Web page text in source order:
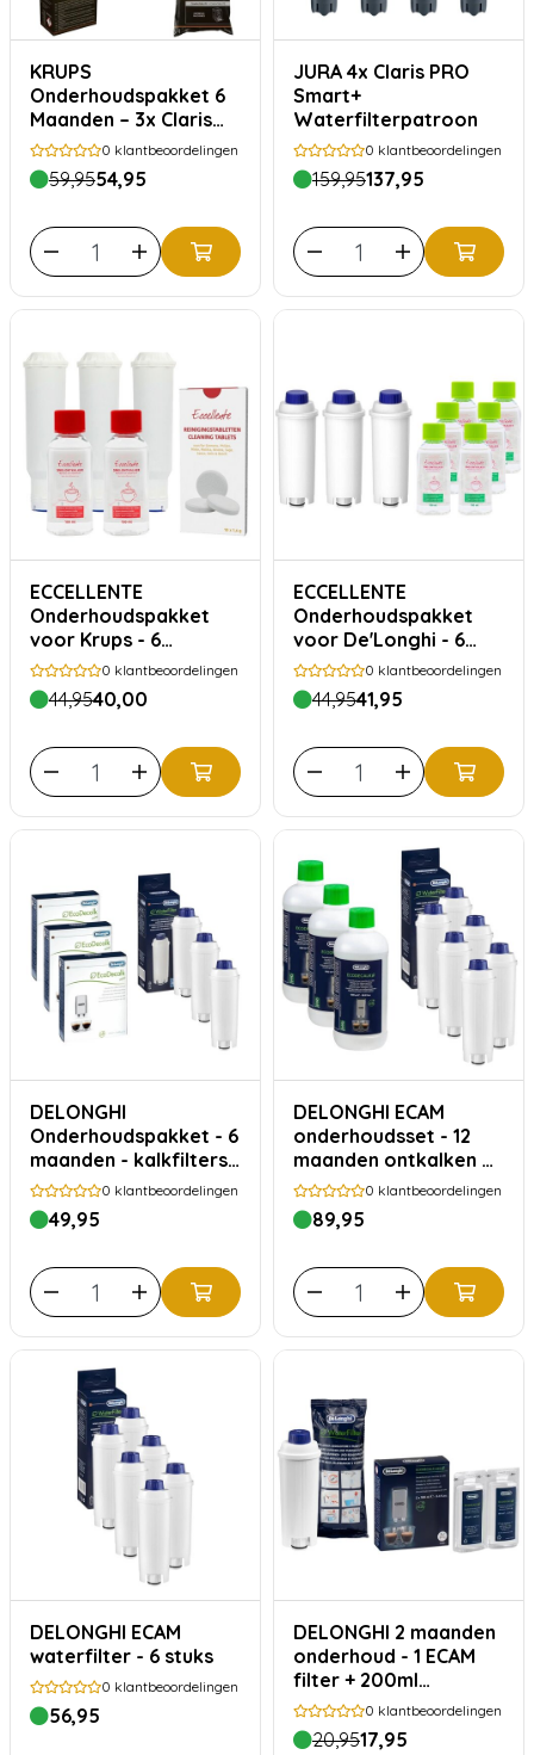
KRUPS
Onderhoudspakket 6
Maanden – 3x Claris
F08801, XS3000 &
F054
0 klantbeoordelingen
59,9554,95
JURA 4x Claris PRO
Smart+
Waterfilterpatroon
0 klantbeoordelingen
159,95137,95
ECCELLENTE
Onderhoudspakket
voor Krups - 6
maanden
0 klantbeoordelingen
44,9540,00
ECCELLENTE
Onderhoudspakket
voor De'Longhi - 6
maanden
0 klantbeoordelingen
44,9541,95
DELONGHI
Onderhoudspakket - 6
maanden - kalkfilters
en ontkalken
0 klantbeoordelingen
49,95
DELONGHI ECAM
onderhoudsset - 12
maanden ontkalken en
waterfilters
0 klantbeoordelingen
89,95
DELONGHI ECAM
waterfilter - 6 stuks
0 klantbeoordelingen
56,95
DELONGHI 2 maanden
onderhoud - 1 ECAM
filter + 200ml
EcoDecalk ontkalker
0 klantbeoordelingen
20,9517,95